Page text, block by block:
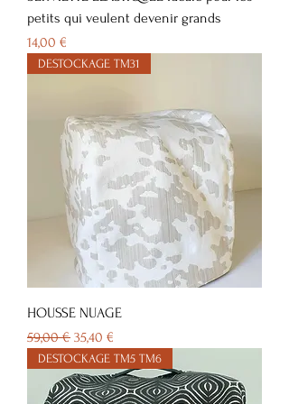
petits qui veulent devenir grands
Prix
14,00 €
DESTOCKAGE TM31
HOUSSE NUAGE
Prix original
59,00 € Prix promotionnel
35,40 €
DESTOCKAGE TM5 TM6